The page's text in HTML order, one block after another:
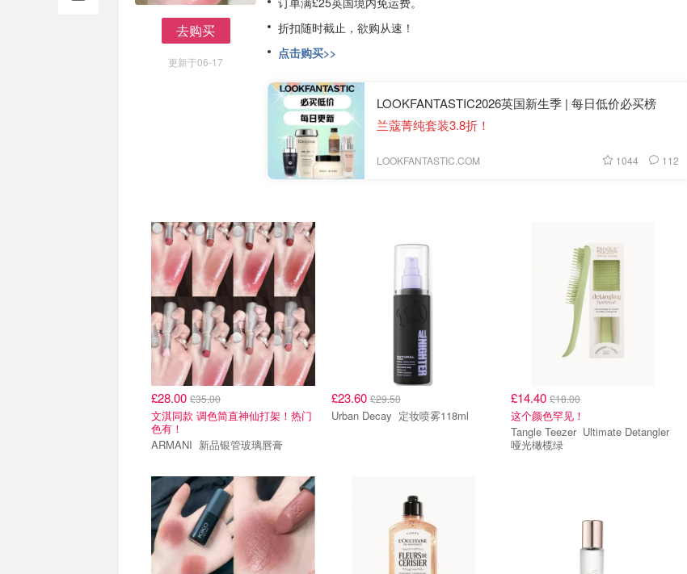
去购买
更新于06-17
折扣随时截止，欲购从速！
点击购买>>
LOOKFANTASTIC2026英国新生季 | 每日低价必买榜
兰蔻菁纯套装3.8折！
LOOKFANTASTIC.COM 1044 112
£28.00 £35.00
文淇同款 调色简直神仙打架！热门
色有！
ARMANI 新品银管玻璃唇膏
£23.60£29.50
Urban Decay 定妆喷雾118ml
£14.40 £18.00
这个颜色罕见！
Tangle Teezer Ultimate Detangler
哑光橄榄绿